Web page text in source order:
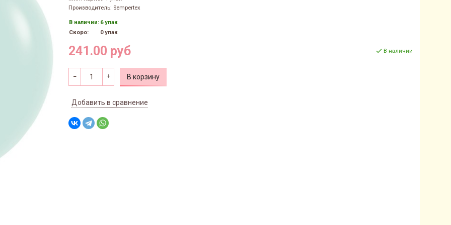
Производитель: Sempertex
В наличии: 6 упак
Скоро:
0 упак
241.00 руб В наличии
В корзину
Добавить в сравнение